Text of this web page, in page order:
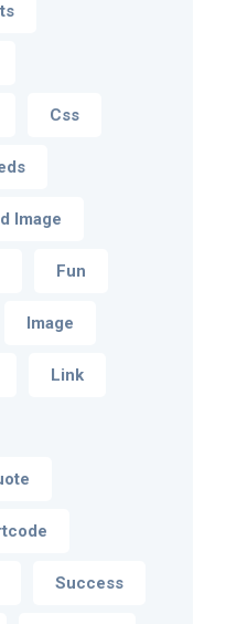
Css
Image
Fun
Image
Link
Success